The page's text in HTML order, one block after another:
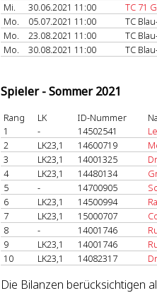
Mi.
30.06.2021 11:00 TC 71
Mo.
05.07.2021 11:00 TC
Mo.
23.08.2021 11:00 TC
Mo.
30.08.2021 11:00 TC
Spieler - Sommer 2021
Rang LK ID-Nummer
1
- 14502541
2
LK23,1 14600719
3
LK23,1 14001325
4
LK23,1 14480134
5
- 14700905
6
LK23,1 14500994
7
LK23,1 15000707
8
- 14001746
9
LK23,1 14001746
10
LK23,1 14082317
Die Bilanzen berücksichtigen